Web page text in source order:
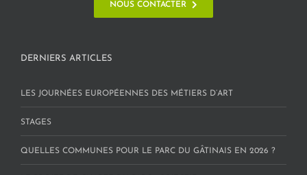
NOUS CONTACTER
DERNIERS ARTICLES
LES JOURNÉES EUROPÉENNES DES MÉTIERS D’ART
STAGES
QUELLES COMMUNES POUR LE PARC DU GÂTINAIS EN 2026 ?